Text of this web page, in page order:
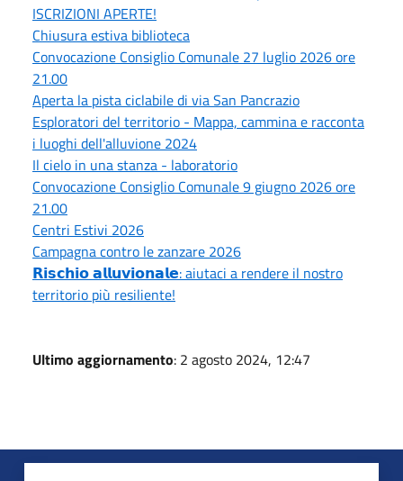
ISCRIZIONI APERTE!
Chiusura estiva biblioteca
Convocazione Consiglio Comunale 27 luglio 2026 ore
21.00
Aperta la pista ciclabile di via San Pancrazio
Esploratori del territorio - Mappa, cammina e racconta
i luoghi dell'alluvione 2024
Il cielo in una stanza - laboratorio
Convocazione Consiglio Comunale 9 giugno 2026 ore
21.00
Centri Estivi 2026
Campagna contro le zanzare 2026
𝗥𝗶𝘀𝗰𝗵𝗶𝗼 𝗮𝗹𝗹𝘂𝘃𝗶𝗼𝗻𝗮𝗹𝗲: aiutaci a rendere il nostro
territorio più resiliente!
Ultimo aggiornamento: 2 agosto 2024, 12:47